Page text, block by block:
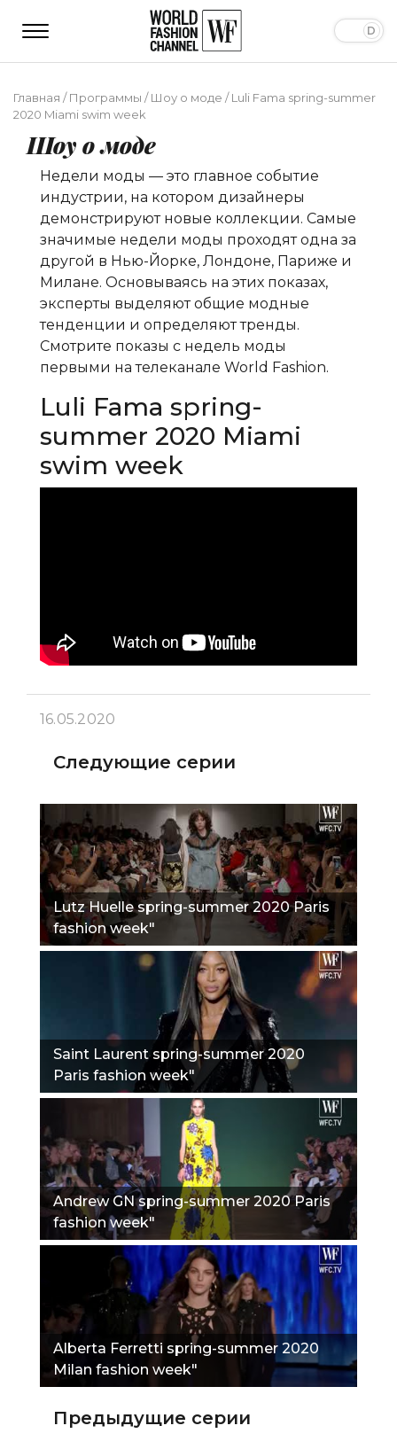
Главная /Программы /Шоу о моде /Luli Fama spring-summer
2020 Miami swim week
Шоу о моде
Недели моды — это главное событие
индустрии, на котором дизайнеры
демонстрируют новые коллекции. Самые
значимые недели моды проходят одна за
другой в Нью-Йорке, Лондоне, Париже и
Милане. Основываясь на этих показах,
эксперты выделяют общие модные
тенденции и определяют тренды.
Смотрите показы с недель моды
первыми на телеканале World Fashion.
Luli Fama spring-
summer 2020 Miami
swim week
16.05.2020
Следующие серии
Lutz Huelle spring-summer 2020 Paris
fashion week"
Saint Laurent spring-summer 2020
Paris fashion week"
Andrew GN spring-summer 2020 Paris
fashion week"
Alberta Ferretti spring-summer 2020
Milan fashion week"
Предыдущие серии